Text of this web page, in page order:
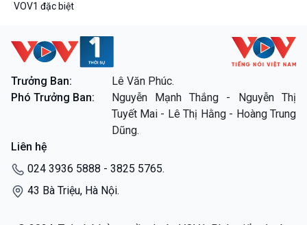
VOV1 đặc biệt
Trưởng Ban:
Lê Văn Phúc.
Phó Trưởng Ban:
Nguyễn Mạnh Thắng - Nguyễn Thị
Tuyết Mai - Lê Thị Hằng - Hoàng Trung
Dũng.
Liên hệ
024 3936 5888 - 3825 5765.
43 Bà Triệu, Hà Nội.